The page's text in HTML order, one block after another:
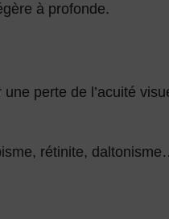
à profonde.
perte de l’acuité
rétinite,